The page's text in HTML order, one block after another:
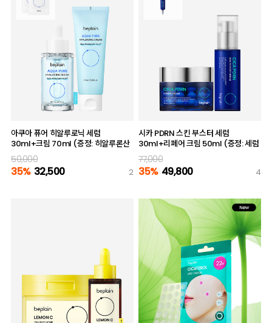
아쿠아 퓨어 히알루로닉 세럼
30ml+크림 70ml (증정: 히알루론산
마스크 2매)
50,000
35% 32,500 2
시카 PDRN 스킨 부스터 세럼
30ml+리페어 크림 50ml (증정: 세럼
10ml)
77,000
35% 49,800 4